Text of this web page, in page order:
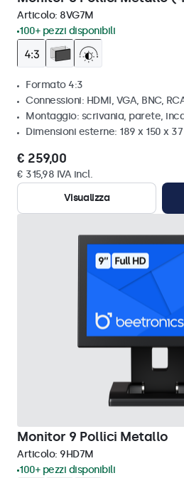
Articolo: 8VG7M
100+ pezzi disponibili
Formato 4:3
Connessioni: HDMI, VGA, BNC,
Montaggio: scrivania, parete,
Dimensioni esterne: 189 x 150 x
€ 259,00
€ 315,98 IVA incl.
Visualizza
Monitor 9 Pollici Metallo
Articolo: 9HD7M
100+ pezzi disponibili